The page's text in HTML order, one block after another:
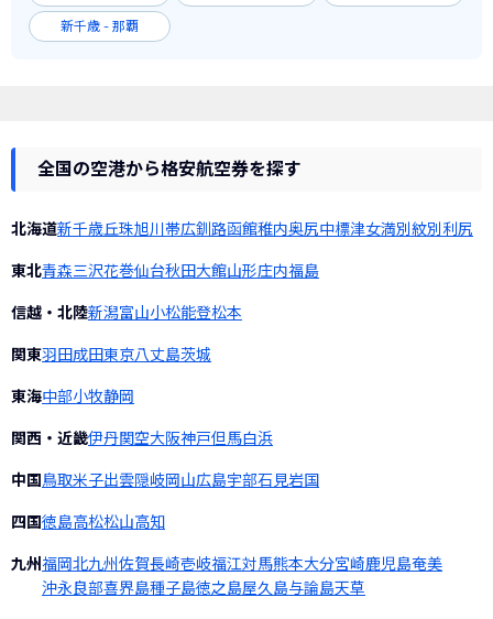
新千歳 - 那覇
全国の空港から格安航空券を探す
北海道新千歳丘珠旭川 帯広釧路函館稚内奥尻中標津女満別 紋別 利尻
東北青森三沢花巻仙台秋田大館山形庄内福島
信越・北陸新潟富山小松能登松本
関東羽田成田東京八丈島茨城
東海中部小牧静岡
関西・近畿伊丹関空大阪神戸但馬白浜
中国鳥取米子出雲隠岐岡山広島宇部石見岩国
四国徳島高松松山高知
九州福岡北九州佐賀長崎壱岐福江対馬熊本大分宮崎鹿児島奄美
沖永良部喜界島種子島徳之島屋久島与論島天草